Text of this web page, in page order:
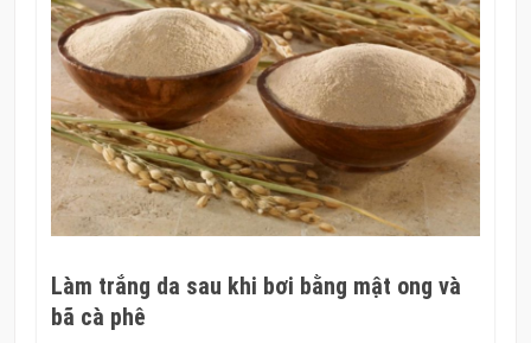
Làm trắng da sau khi bơi bằng mật ong và
bã cà phê